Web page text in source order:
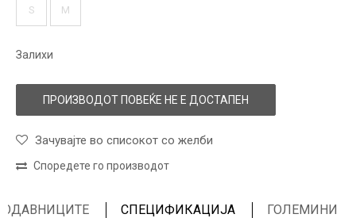
S M
Залихи
ПРОИЗВОДОТ ПОВЕЌЕ НЕ Е ДОСТАПЕН
Зачувајте во списокот со желби
Споредете го производот
СПЕЦИФИКАЦИЈА ГОЛЕМИНИ